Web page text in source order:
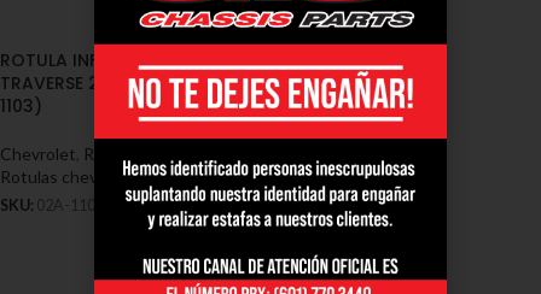
ROTULA INFERIOR CHEVROLET
TRAVERSE 2010/2013 (02A-
1103)
Chevrolet Rótulas - Chevrolet
Rotulas chevrolet traverse
SKU: 02A-1103